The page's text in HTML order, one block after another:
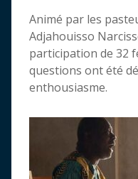
Animé par les
Adjahouisso
participation de 32
questions ont été
enthousiasme.